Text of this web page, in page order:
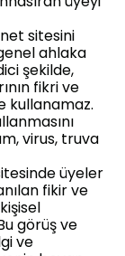
sitesini
ahlaka
şekilde,
fikri ve
kullanamaz.
virus, truva
üyeler
fikir ve
görüş ve
ve